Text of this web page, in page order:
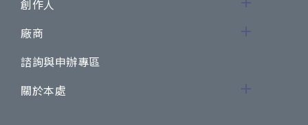
創作人
廠商
諮詢與申辦專區
關於本處